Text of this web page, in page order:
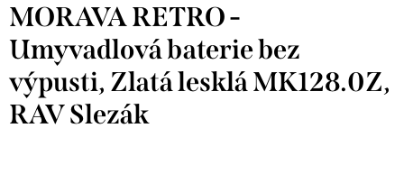
MORAVA RETRO -
Umyvadlová baterie bez
výpusti, Zlatá lesklá MK128.0Z,
RAV Slezák